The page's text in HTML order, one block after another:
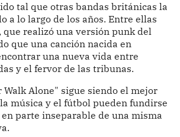
tal que otras bandas británicas la
a lo largo de los años. Entre ellas
que realizó una versión punk del
que una canción nacida en
una nueva vida entre
y el fervor de las tribunas.
Walk Alone" sigue siendo el mejor
música y el fútbol pueden fundirse
parte inseparable de una misma